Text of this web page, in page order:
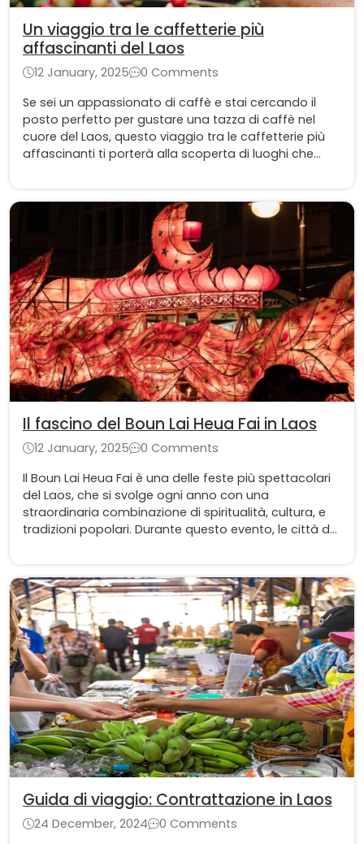
Un viaggio tra le caffetterie più
affascinanti del Laos
12 January, 2025
0 Comments
Se sei un appassionato di caffè e stai cercando il
posto perfetto per gustare una tazza di caffè nel
cuore del Laos, questo viaggio tra le caffetterie più
affascinanti ti porterà alla scoperta di luoghi che
atmosfere accoglienti alla qualità dei prodotti, ogni
caffetteria racconta una storia unica del Laos.
Il fascino del Boun Lai Heua Fai in Laos
12 January, 2025
0 Comments
Il Boun Lai Heua Fai è una delle feste più spettacolari
del Laos, che si svolge ogni anno con una
straordinaria combinazione di spiritualità, cultura, e
tradizioni popolari. Durante questo evento, le città del
cielo.
Guida di viaggio: Contrattazione in Laos
24 December, 2024
0 Comments